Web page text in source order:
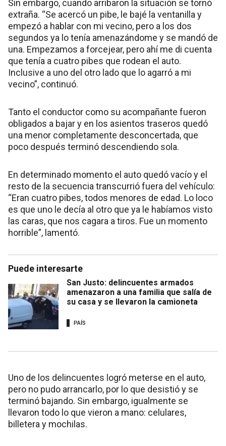
Sin embargo, cuando arribaron la situación se tornó
extraña. “Se acercó un pibe, le bajé la ventanilla y
empezó a hablar con mi vecino, pero a los dos
segundos ya lo tenía amenazándome y se mandó de
una. Empezamos a forcejear, pero ahí me di cuenta
que tenía a cuatro pibes que rodean el auto.
Inclusive a uno del otro lado que lo agarró a mi
vecino”, continuó.
Tanto el conductor como su acompañante fueron
obligados a bajar y en los asientos traseros quedó
una menor completamente desconcertada, que
poco después terminó descendiendo sola.
En determinado momento el auto quedó vacío y el
resto de la secuencia transcurrió fuera del vehículo:
“Eran cuatro pibes, todos menores de edad. Lo loco
es que uno le decía al otro que ya le habíamos visto
las caras, que nos cagara a tiros. Fue un momento
horrible”, lamentó.
Puede interesarte
San Justo: delincuentes armados
amenazaron a una familia que salía de
su casa y se llevaron la camioneta
PAÍS
Uno de los delincuentes logró meterse en el auto,
pero no pudo arrancarlo, por lo que desistió y se
terminó bajando. Sin embargo, igualmente se
llevaron todo lo que vieron a mano: celulares,
billetera y mochilas.